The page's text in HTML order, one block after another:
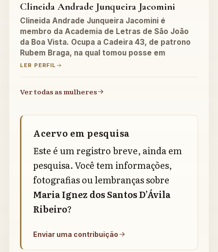
Clineida Andrade Junqueira Jacomini
Clineida Andrade Junqueira Jacomini é
membro da Academia de Letras de São João
da Boa Vista. Ocupa a Cadeira 43, de patrono
Rubem Braga, na qual tomou posse em
LER PERFIL
Ver todas as mulheres
Acervo em pesquisa
Este é um registro breve, ainda em
pesquisa. Você tem informações,
fotografias ou lembranças sobre
Maria Ignez dos Santos D’Ávila
Ribeiro?
Enviar uma contribuição